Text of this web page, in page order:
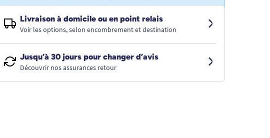
Livraison à domicile ou en point relais
Voir les options, selon encombrement et destination
Jusqu’à 30 jours pour changer d’avis
Découvrir nos assurances retour